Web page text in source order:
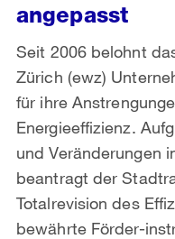
angepasst
Seit 2006 belohnt
Zürich (ewz)
für ihre
Energieeffizienz.
und Veränderungen
beantragt der
Totalrevision des
bewährte Förder-